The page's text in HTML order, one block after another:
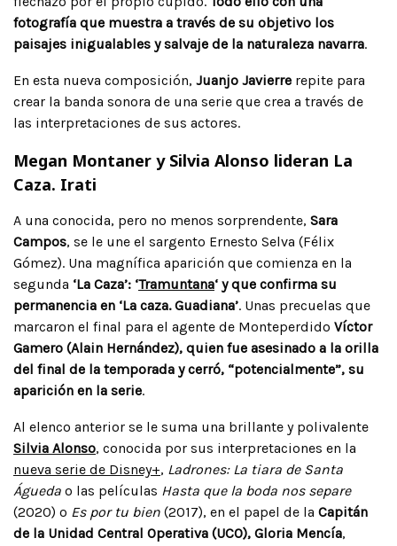
fotografía que muestra a través de su objetivo los
paisajes inigualables y salvaje de la naturaleza navarra.
En esta nueva composición, Juanjo Javierre repite para
crear la banda sonora de una serie que crea a través de
las interpretaciones de sus actores.
Megan Montaner y Silvia Alonso lideran La
Caza. Irati
A una conocida, pero no menos sorprendente, Sara
Campos, se le une el sargento Ernesto Selva (Félix
Gómez). Una magnífica aparición que comienza en la
segunda ‘La Caza’: ‘Tramuntana‘ y que confirma su
permanencia en ‘La caza. Guadiana’. Unas precuelas que
marcaron el final para el agente de Monteperdido Víctor
Gamero (Alain Hernández), quien fue asesinado a la orilla
del final de la temporada y cerró, “potencialmente”, su
aparición en la serie.
Al elenco anterior se le suma una brillante y polivalente
Silvia Alonso, conocida por sus interpretaciones en la
nueva serie de Disney+, Ladrones: La tiara de Santa
Águeda o las películas Hasta que la boda nos separe
(2020) o Es por tu bien (2017), en el papel de la Capitán
de la Unidad Central Operativa (UCO), Gloria Mencía,